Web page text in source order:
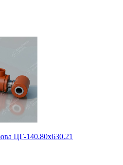
ЦГ-140.80х630.21